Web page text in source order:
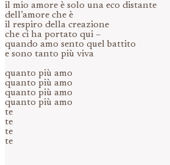
il mio amore è solo una eco distante
dell’amore che è
il respiro della creazione
che ci ha portato qui –
quando amo sento quel battito
e sono tanto più viva
quanto più amo
quanto più amo
quanto più amo
quanto più amo
te
te
te
te